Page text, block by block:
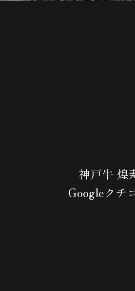
神戸牛 煌
Googleクチ